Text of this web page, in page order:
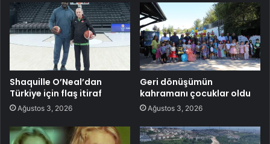
Shaquille O’Neal’dan
Türkiye için flaş itiraf
Ağustos 3, 2026
Geri dönüşümün
kahramanı çocuklar oldu
Ağustos 3, 2026